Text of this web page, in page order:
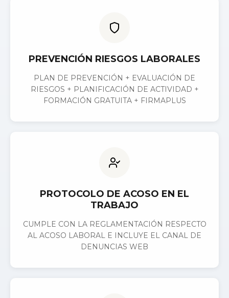
PREVENCIÓN RIESGOS LABORALES
PLAN DE PREVENCIÓN + EVALUACIÓN DE
RIESGOS + PLANIFICACIÓN DE ACTIVIDAD +
FORMACIÓN GRATUITA + FIRMAPLUS
PROTOCOLO DE ACOSO EN EL
TRABAJO
CUMPLE CON LA REGLAMENTACIÓN RESPECTO
AL ACOSO LABORAL E INCLUYE EL CANAL DE
DENUNCIAS WEB